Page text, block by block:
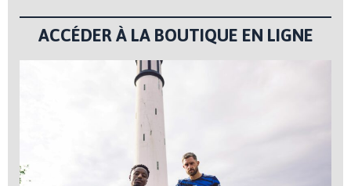
ACCÉDER À LA BOUTIQUE EN LIGNE